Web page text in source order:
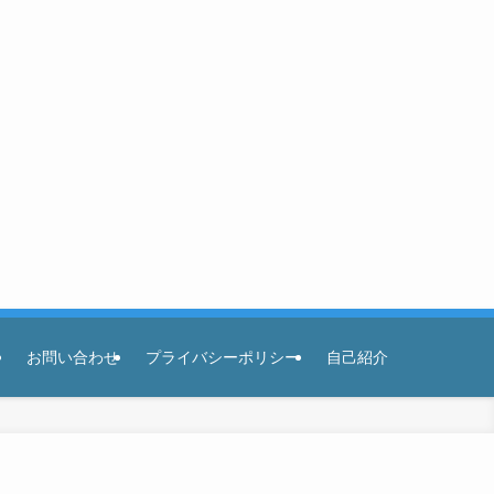
お問い合わせ プライバシーポリシー 自己紹介